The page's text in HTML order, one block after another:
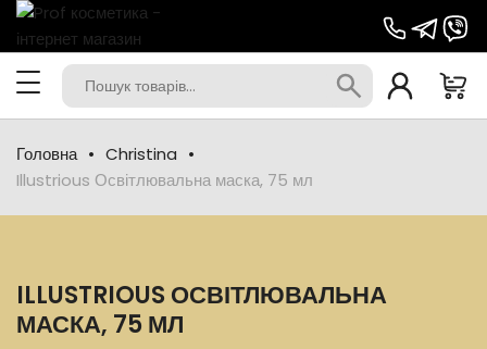
Головна
Christina
Illustrious Освітлювальна маска, 75 мл
ILLUSTRIOUS ОСВІТЛЮВАЛЬНА
МАСКА, 75 МЛ